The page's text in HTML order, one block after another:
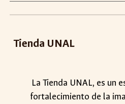
Tienda UNAL
La Tienda UNAL, es un
fortalecimiento de la